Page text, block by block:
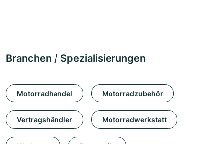
Branchen / Spezialisierungen
Motorradhandel Motorradzubehör
Vertragshändler Motorradwerkstatt